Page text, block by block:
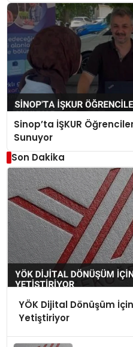
Sinop’ta İŞKUR
Sunuyor
Son Dakika
YÖK Dijital Dönüşüm
Yetiştiriyor